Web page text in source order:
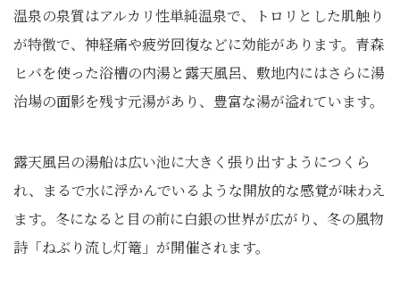
温泉の泉質はアルカリ性単純温泉で、トロリとした肌触り
が特徴で、神経痛や疲労回復などに効能があります。青森
ヒバを使った浴槽の内湯と露天風呂、敷地内にはさらに湯
治場の面影を残す元湯があり、豊富な湯が溢れています。
露天風呂の湯船は広い池に大きく張り出すようにつくら
れ、まるで水に浮かんでいるような開放的な感覚が味わえ
ます。冬になると目の前に白銀の世界が広がり、冬の風物
詩「ねぶり流し灯篭」が開催されます。